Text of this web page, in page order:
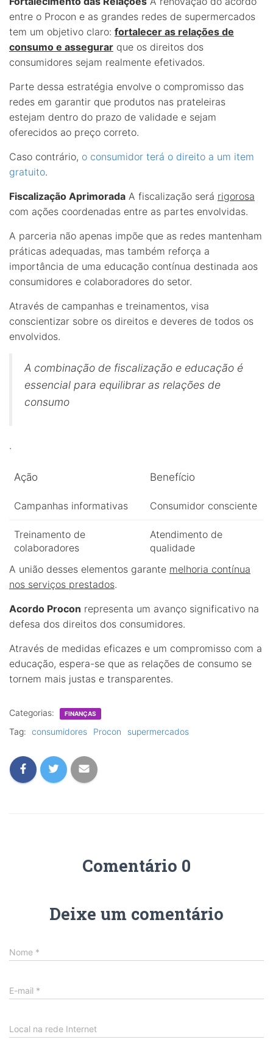
entre o Procon e as grandes redes de supermercados
tem um objetivo claro: fortalecer as relações de
consumo e assegurar que os direitos dos
consumidores sejam realmente efetivados.
Parte dessa estratégia envolve o compromisso das
redes em garantir que produtos nas prateleiras
estejam dentro do prazo de validade e sejam
oferecidos ao preço correto.
Caso contrário, o consumidor terá o direito a um item
gratuito.
Fiscalização Aprimorada A fiscalização será rigorosa
com ações coordenadas entre as partes envolvidas.
A parceria não apenas impõe que as redes mantenham
práticas adequadas, mas também reforça a
importância de uma educação contínua destinada aos
consumidores e colaboradores do setor.
Através de campanhas e treinamentos, visa
conscientizar sobre os direitos e deveres de todos os
envolvidos.
A combinação de fiscalização e educação é
essencial para equilibrar as relações de
consumo
.
Ação Benefício
Campanhas informativas Consumidor consciente
Treinamento de
colaboradores
Atendimento de
qualidade
A união desses elementos garante melhoria contínua
nos serviços prestados.
Acordo Procon representa um avanço significativo na
defesa dos direitos dos consumidores.
Através de medidas eficazes e um compromisso com a
educação, espera-se que as relações de consumo se
tornem mais justas e transparentes.
Categorias: FINANÇAS
Tag: consumidores Procon supermercados
Comentário 0
Deixe um comentário
Nome *
E-mail *
Local na rede Internet